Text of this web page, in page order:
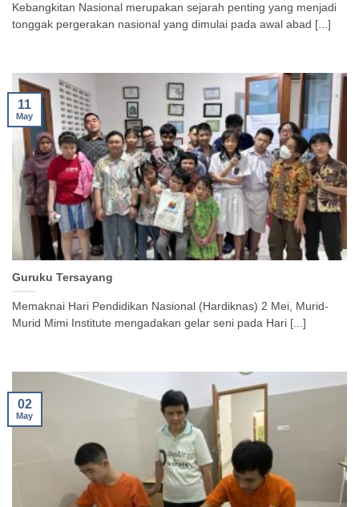
Kebangkitan Nasional merupakan sejarah penting yang menjadi
tonggak pergerakan nasional yang dimulai pada awal abad [...]
Guruku Tersayang
Memaknai Hari Pendidikan Nasional (Hardiknas) 2 Mei, Murid-
Murid Mimi Institute mengadakan gelar seni pada Hari [...]
11
May
02
May